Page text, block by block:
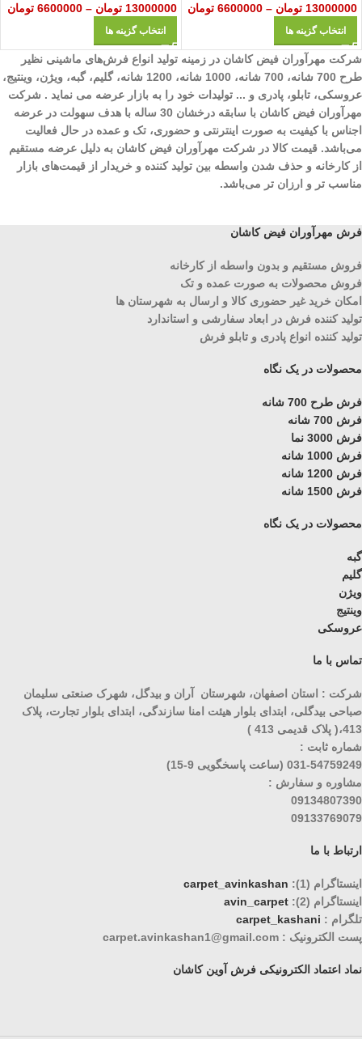
13000000 تومان –
6600000 تومان
انتخاب گزینه ها
13000000 تومان –
6600000 تومان
انتخاب گزینه ها
شرکت مهرآوران فیض کاشان در زمینه تولید انواع فرش‌های ماشینی نظیر
طرح 700 شانه، 700 شانه، 1000 شانه، 1200 شانه، گلیم، گبه، ویژن، وینتیج،
عروسکی، تابلو، پادری و ... تولیدات خود را به بازار عرضه می نماید . شرکت
مهرآوران فیض کاشان با سابقه درخشان 30 ساله با هدف سهولت در عرضه
اجناس با کیفیت به صورت اینترنتی و حضوری، تک و عمده در حال فعالیت
می‌باشد. قیمت کالا در شرکت مهرآوران فیض کاشان به دلیل عرضه مستقیم
از کارخانه و حذف شدن واسطه بین تولید کننده و خریدار از قیمت‌های بازار
مناسب تر و ارزان تر می‌باشد.
فرش مهرآوران فیض کاشان
فروش مستقیم و بدون واسطه از کارخانه
فروش محصولات به صورت عمده و تک
امکان خرید غیر حضوری کالا و ارسال به شهرستان ها
تولید کننده فرش در ابعاد سفارشی و استاندارد
تولید کننده انواع پادری و تابلو فرش
محصولات در یک نگاه
فرش طرح 700 شانه
فرش 700 شانه
فرش 3000 نما
فرش 1000 شانه
فرش 1200 شانه
فرش 1500 شانه
محصولات در یک نگاه
گبه
گلیم
ویژن
وینتیج
عروسکی
تماس با ما
شرکت : استان اصفهان، شهرستان آران و بیدگل، شهرک صنعتی سلیمان
صباحی بیدگلی، ابتدای بلوار هیئت امنا سازندگی، ابتدای بلوار تجارت، پلاک
413،( پلاک قدیمی 413 )
شماره ثابت :
031-54759249 (ساعت پاسخگویی 9-15)
مشاوره و سفارش :
09134807390
09133769079
ارتباط با ما
اینستاگرام (1):
carpet_avinkashan
اینستاگرام (2):
avin_carpet
تلگرام : carpet_kashani
پست الکترونیک : carpet.avinkashan1@gmail.com
نماد اعتماد الکترونیکی فرش آوین کاشان